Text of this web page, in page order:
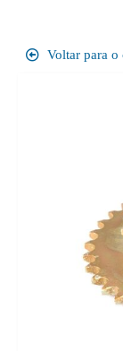
Voltar para o